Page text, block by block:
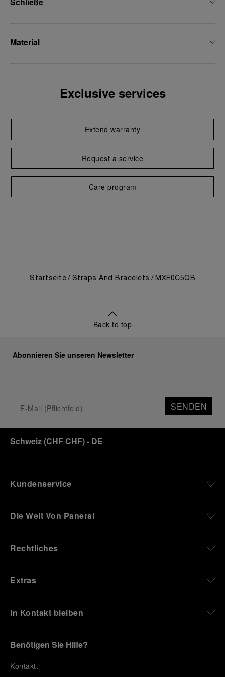
Material
Exclusive services
Extend warranty
Request a service
Care program
Startseite Straps And Bracelets MXE0C5QB
Back to top
Abonnieren Sie unseren Newsletter
SENDEN
Schweiz(CHF CHF)- DE
Kundenservice
Die Welt Von Panerai
Rechtliches
Extras
In Kontakt bleiben
Benötigen Sie Hilfe?
Kontakt.